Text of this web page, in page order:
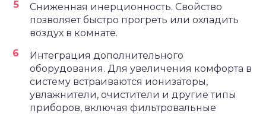
Сниженная инерционность. Свойство
позволяет быстро прогреть или охладить
воздух в комнате.
Интеграция дополнительного
оборудования. Для увеличения комфорта в
систему встраиваются ионизаторы,
увлажнители, очистители и другие типы
приборов, включая фильтровальные